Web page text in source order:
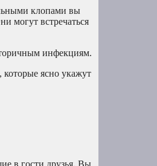
клопами вы
могут встречаться
инфекциям.
ясно укажут